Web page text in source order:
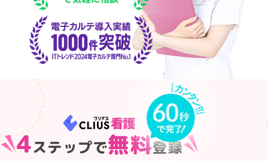
4ステップで無料登録